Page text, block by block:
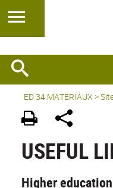
ED 34 MATERIAUX >
USEFUL
Higher